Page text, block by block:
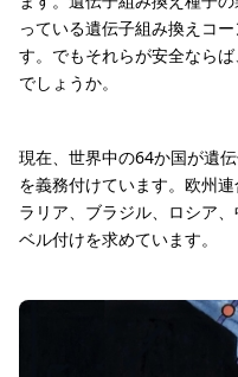
っている遺伝子組み換えコ
す。でもそれらが安全なら
でしょうか。
現在、世界中の64か国が遺
を義務付けています。欧州
ラリア、ブラジル、ロシア
ベル付けを求めています。